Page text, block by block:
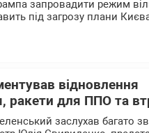
запровадити режим
під загрозу плани
відновлення
ракети для ППО та
заслухав багато